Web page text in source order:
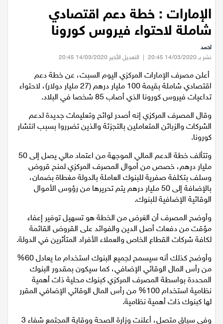
دير حنا
سخنين
عرابة
اخبار عالمية
رياضة
رياضة محلية
رياضة عالمية
تقارير خاصة
اقتصاد
مقالات
مطبخ
الإمارات : خطة دعم اقتصادي
شاملة لاحتواء فيروس كورونا
احمد
أعلن مصرف الإمارات المركزي اليوم السبت، عن خطة دعم
اقتصادي شاملة بقيمة 100 مليار درهم (27 مليار دولار)، لاحتواء
وقال المصرف المركزي إنه أصدر لوائح وتعليمات جديدة لدعم
الشركات والزبائن المتعاملين بالتجزئة والذين تضرروا بسبب انتشار
مليار درهم، خصص من أموال المصرف المركزي لمنح قروض
وسلف بتكلفة صفرية للبنوك العاملة بالدولة مغطاة بضمان،
بالإضافة إلى 50 مليار درهم يتم تحريرها من رؤوس الأموال
وأوضح المصرف أن الغرض من الخطة هو تسهيل توفير إعفاء
مؤقت من دفعات أصل الدين والفوائد على القروض القائمة
من رأس المال الوقائي الإضافي، كما سيكون بمقدور البنوك
المحددة بواسطة المصرف المركزي كبنوك محلية ذات أهمية
نظامية استخدام 100% من رأس المال الوقائي الإضافي المقرر